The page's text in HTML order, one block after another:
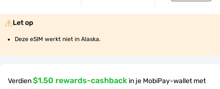
Let op
Deze eSIM werkt niet in Alaska.
Verdien$1.50 rewards-cashback in je MobiPay-wallet met